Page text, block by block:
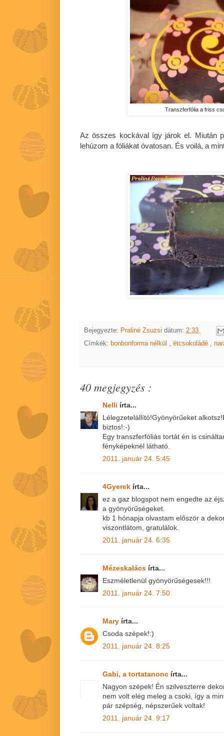
Transzferfólia a friss
Az összes kockával így járok el. Miután
lehúzom a fóliákat óvatosan. És voilá, a
Bejegyezte: Praliné Zsuzsi dátum: 2:33
Címkék: bonbonforma nélkül , étcsokoládé ,
40 megjegyzés :
Nelli írta...
Lélegzetelállító!Gyönyörűeket
biztos!:-)
Egy transzferfóliás tortát én is
fényképeknél látható.
2011. január 24. 5:45
4Gyerek írta...
ez a gaz blogspot nem engedte az
a gyönyörűségeket.
kb 1 hónapja olvastam először a
viszontlátom, gratulálok.
2011. január 24. 6:35
Mézeskalács írta...
Eszméletlenül gyönyörűségesek!!!
2011. január 24. 7:50
Mary írta...
Csoda szépek!:)
2011. január 24. 8:25
Gabi, a tortatanonc írta...
Nagyon szépek! Én szilveszterre
nem volt elég meleg a csoki, így a
pár szépség, népszerűek voltak!
2011. január 24. 9:17